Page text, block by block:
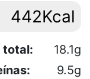
442Kcal
total:
18.1g
9.5g